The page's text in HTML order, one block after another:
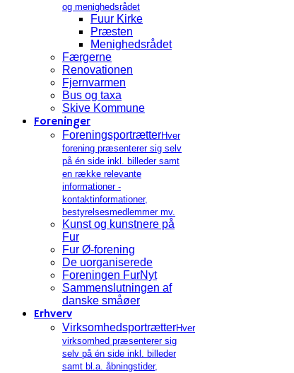
og menighedsrådet
Fuur Kirke
Præsten
Menighedsrådet
Færgerne
Renovationen
Fjernvarmen
Bus og taxa
Skive Kommune
Foreninger
ForeningsportrætterHver
forening præsenterer sig selv
på én side inkl. billeder samt
en række relevante
informationer -
kontaktinformationer,
bestyrelsesmedlemmer mv.
Kunst og kunstnere på
Fur
Fur Ø-forening
De uorganiserede
Foreningen FurNyt
Sammenslutningen af
danske småøer
Erhverv
VirksomhedsportrætterHver
virksomhed præsenterer sig
selv på én side inkl. billeder
samt bl.a. åbningstider,